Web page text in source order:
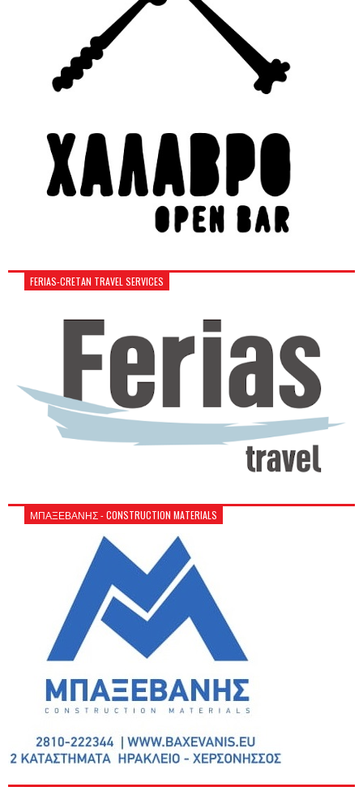
FERIAS-CRETAN TRAVEL SERVICES
ΜΠΑΞΕΒΑΝΗΣ - CONSTRUCTION MATERIALS